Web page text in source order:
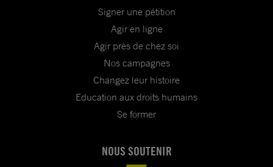
Signer une pétition
Agir en ligne
Agir près de chez soi
Nos campagnes
Changez leur histoire
Education aux droits humains
Se former
NOUS SOUTENIR